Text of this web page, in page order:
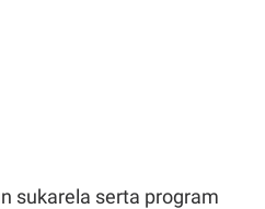
sukarela serta program